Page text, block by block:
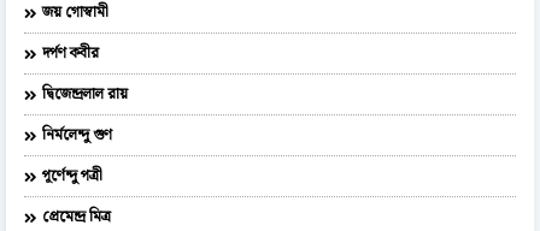
জয় গোস্বামী
দর্পণ কবীর
দ্বিজেন্দ্রলাল রায়
নির্মলেন্দু গুণ
পূর্ণেন্দু পত্রী
প্রেমেন্দ্র মিত্র